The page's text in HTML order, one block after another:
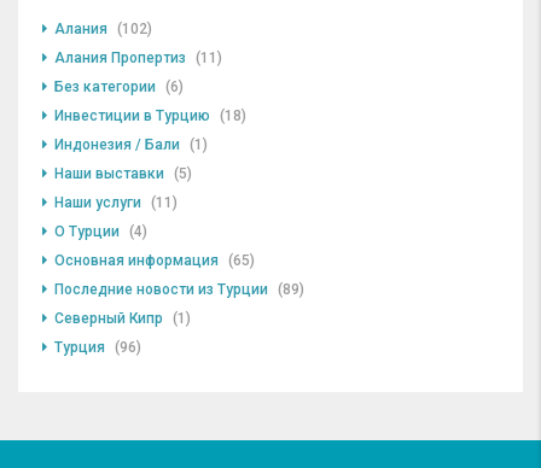
Алания
(102)
Алания Пропертиз
(11)
Без категории
(6)
Инвестиции в Турцию
(18)
Индонезия / Бали
(1)
Наши выставки
(5)
Наши услуги
(11)
О Турции
(4)
Основная информация
(65)
Последние новости из Турции
(89)
Северный Кипр
(1)
Турция
(96)